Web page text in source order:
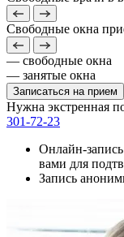
Свободные окна
— свободные окна
— занятые окна
Записаться на прием
Нужна экстренная
301-72-23
Онлайн-запись
вами для
Запись